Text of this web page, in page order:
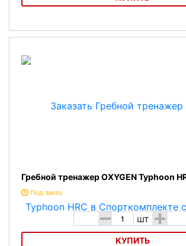
Гребной тренажер X-Trend LA-4201i
Гребной тренажер OXYGEN Typhoon
Под заказ
- шт +
КУПИТЬ